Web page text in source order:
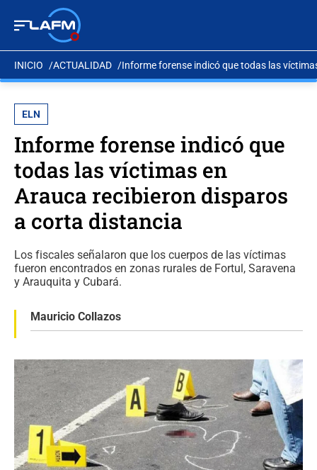
INICIO ACTUALIDAD Informe forense indicó que todas las
ELN
Informe forense indicó que
todas las víctimas en
Arauca recibieron disparos
a corta distancia
Los fiscales señalaron que los cuerpos de las víctimas
fueron encontrados en zonas rurales de Fortul, Saravena
y Arauquita y Cubará.
Mauricio Collazos